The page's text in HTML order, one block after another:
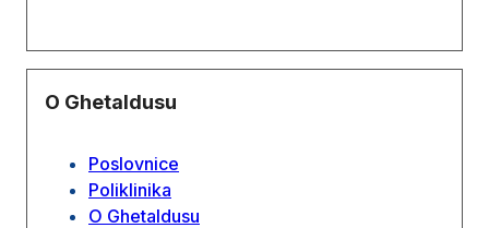
O Ghetaldusu
Poslovnice
Poliklinika
O Ghetaldusu